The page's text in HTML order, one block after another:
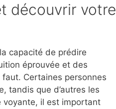
découvrir votre
capacité de prédire
éprouvée et des
faut. Certaines personnes
tandis que d’autres les
voyante, il est important